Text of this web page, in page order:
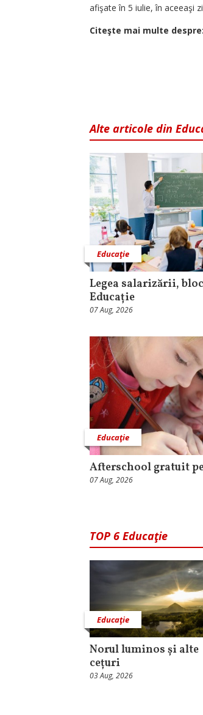
afişate în 5 iulie, în aceeaşi
Citeşte mai multe despre:
Alte articole din
Educaţie
Legea salarizării,
Educație
07 Aug, 2026
Educaţie
Afterschool gratuit
07 Aug, 2026
TOP 6 Educaţie
Educaţie
Norul luminos și alte
cețuri
03 Aug, 2026